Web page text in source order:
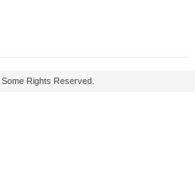
Some Rights Reserved.